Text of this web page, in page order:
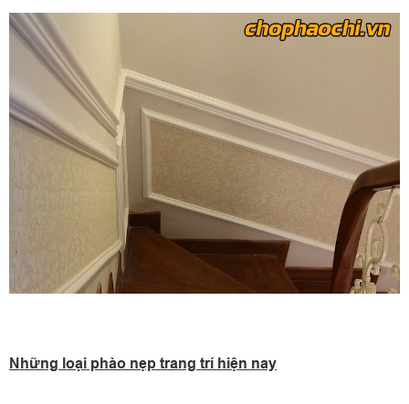
Những loại phào nẹp trang trí hiện nay